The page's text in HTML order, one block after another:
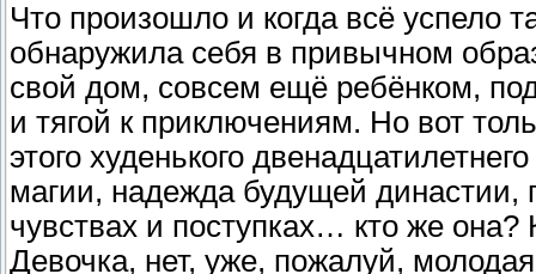
Что произошло и когда всё успело
обнаружила себя в привычном
свой дом, совсем ещё ребёнком,
и тягой к приключениям. Но вот
этого худенького
магии, надежда будущей династии,
чувствах и поступках… кто же она?
Девочка, нет, уже, пожалуй,